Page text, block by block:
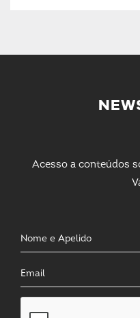
Acesso a conteúdos